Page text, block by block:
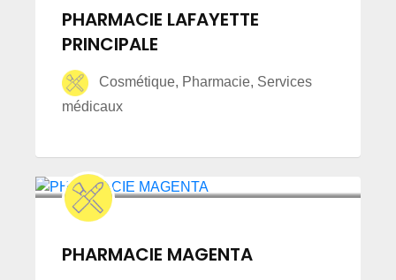
PHARMACIE LAFAYETTE
PRINCIPALE
Cosmétique, Pharmacie, Services
médicaux
PHARMACIE MAGENTA